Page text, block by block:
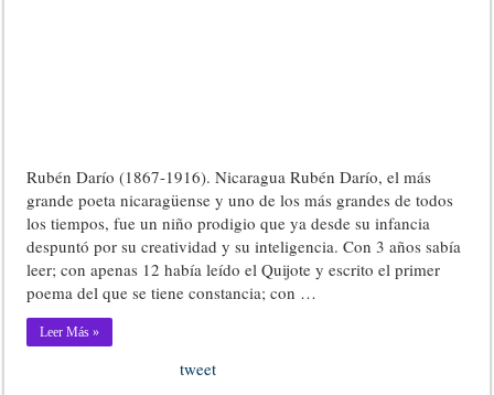
Rubén Darío (1867-1916). Nicaragua Rubén Darío, el más
grande poeta nicaragüense y uno de los más grandes de todos
los tiempos, fue un niño prodigio que ya desde su infancia
despuntó por su creatividad y su inteligencia. Con 3 años sabía
leer; con apenas 12 había leído el Quijote y escrito el primer
poema del que se tiene constancia; con …
Leer Más »
tweet